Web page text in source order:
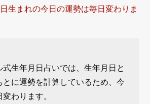
生まれの今日の運勢は毎日変わりま
生年月日占いでは、生年月日と
とに運勢を計算しているため、今
わります。